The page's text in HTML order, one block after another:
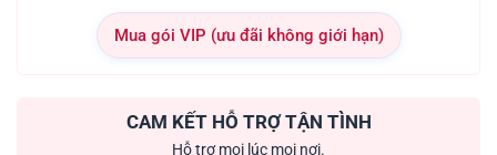
Mua gói VIP (ưu đãi không giới hạn)
CAM KẾT HỖ TRỢ TẬN TÌNH
Hỗ trợ mọi lúc mọi nơi.